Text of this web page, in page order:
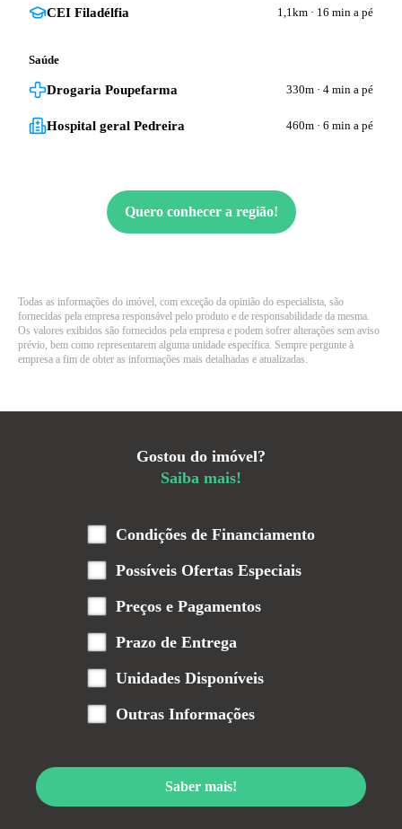
CEI Filadélfia 1,1km · 16 min a pé
Saúde
Drogaria Poupefarma 330m · 4 min a pé
Hospital geral Pedreira 460m · 6 min a pé
Quero conhecer a região!
Todas as informações do imóvel, com exceção da opinião do especialista, são
fornecidas pela empresa responsável pelo produto e de responsabilidade da mesma.
Os valores exibidos são fornecidos pela empresa e podem sofrer alterações sem aviso
prévio, bem como representarem alguma unidade específica. Sempre pergunte à
empresa a fim de obter as informações mais detalhadas e atualizadas.
Gostou do imóvel?
Saiba mais!
Condições de Financiamento
Possíveis Ofertas Especiais
Preços e Pagamentos
Prazo de Entrega
Unidades Disponíveis
Outras Informações
Saber mais!